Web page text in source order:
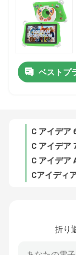
製品
ビデオ
VRショー
会社案内
品質管理
見積依頼
ベストプ
折り